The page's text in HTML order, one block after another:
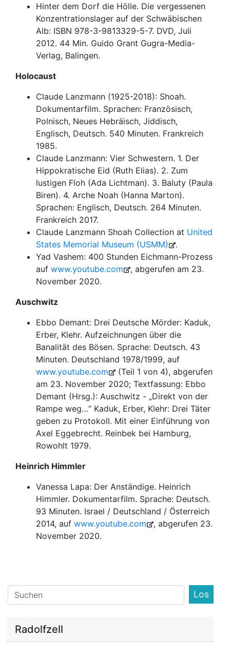
Hinter dem Dorf die Hölle. Die vergessenen
Konzentrationslager auf der Schwäbischen
Alb: ISBN 978-3-9813329-5-7. DVD, Juli
2012. 44 Min. Guido Grant Gugra-Media-
Verlag, Balingen.
Holocaust
Claude Lanzmann (1925-2018): Shoah.
Dokumentarfilm. Sprachen: Französisch,
Polnisch, Neues Hebräisch, Jiddisch,
Englisch, Deutsch. 540 Minuten. Frankreich
1985.
Claude Lanzmann: Vier Schwestern. 1. Der
Hippokratische Eid (Ruth Elias). 2. Zum
lustigen Floh (Ada Lichtman). 3. Baluty (Paula
Biren). 4. Arche Noah (Hanna Marton).
Sprachen: Englisch, Deutsch. 264 Minuten.
Frankreich 2017.
Claude Lanzmann Shoah Collection at United
States Memorial Museum (USMM)
.
Yad Vashem: 400 Stunden Eichmann-Prozess
auf www.youtube.com
, abgerufen am 23.
November 2020.
Auschwitz
Ebbo Demant: Drei Deutsche Mörder: Kaduk,
Erber, Klehr. Aufzeichnungen über die
Banalität des Bösen. Sprache: Deutsch. 43
Minuten. Deutschland 1978/1999, auf
www.youtube.com
(Teil 1 von 4), abgerufen
am 23. November 2020; Textfassung: Ebbo
Demant (Hrsg.): Auschwitz - „Direkt von der
Rampe weg…“ Kaduk, Erber, Klehr: Drei Täter
geben zu Protokoll. Mit einer Einführung von
Axel Eggebrecht. Reinbek bei Hamburg,
Rowohlt 1979.
Heinrich Himmler
Vanessa Lapa: Der Anständige. Heinrich
Himmler. Dokumentarfilm. Sprache: Deutsch.
93 Minuten. Israel / Deutschland / Österreich
2014, auf www.youtube.com
, abgerufen 23.
November 2020.
Find
Radolfzell